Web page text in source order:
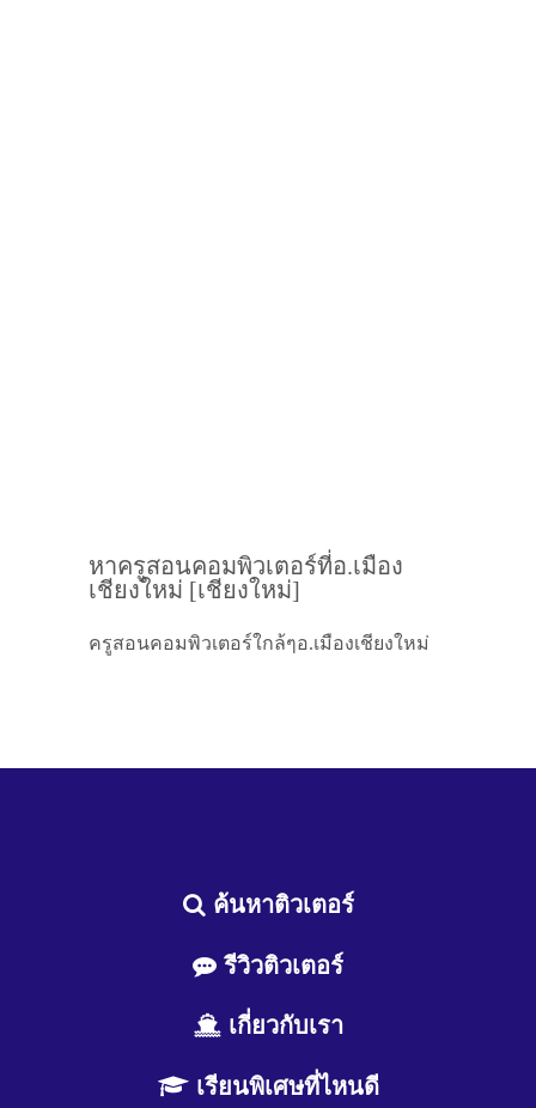
หาครูสอนคอมพิวเตอร์ที่อ.เมือง
เชียงใหม่ [เชียงใหม่]
ครูสอนคอมพิวเตอร์ใกล้ๆอ.เมืองเชียงใหม่
ค้นหาติวเตอร์
รีวิวติวเตอร์
เกี่ยวกับเรา
เรียนพิเศษที่ไหนดี